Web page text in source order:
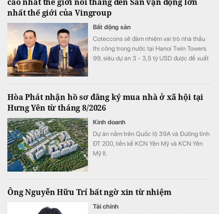
nhất thế giới của Vingroup
Bất động sản
Coteccons sẽ đảm nhiệm vai trò nhà thầu
thi công trong nước tại Hanoi Twin Towers
99, siêu dự án 3 - 3,5 tỷ USD được đề xuất
Hòa Phát nhận hồ sơ đăng ký mua nhà ở xã hội tại
Hưng Yên từ tháng 8/2026
Kinh doanh
Dự án nằm trên Quốc lộ 39A và Đường tỉnh
ĐT 200, liền kề KCN Yên Mỹ và KCN Yên
Mỹ II.
Ông Nguyễn Hữu Trí bất ngờ xin từ nhiệm
Tài chính